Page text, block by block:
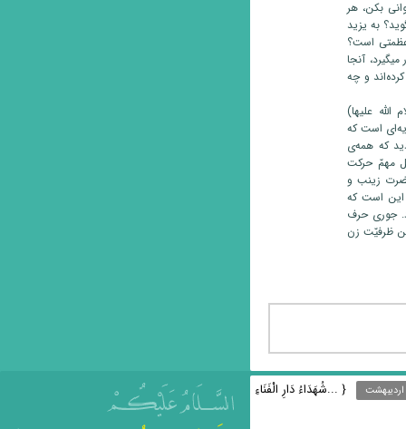
بکن، هر
به یزید
است؟
آنجا
و چه
علیها)
است که
که همه‌ی
مهمّ حرکت
زینب و
این است که
جوری حرف
ظرفیّت زن
{ ...شُهَدَاءُ دَارِ الْفَنَاءِ